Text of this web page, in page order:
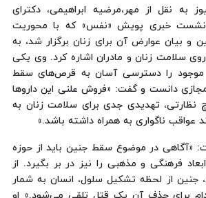
به نقل از مهر،مرضیه ابراهیمی، دکترای
نشست خبری پویش «نفس» که با محوریت
و بیان عوارض آن برای زنان برگزار شد، به
سلامت زنان و مادران اشاره کرد. وی یکی
موجود را دسترسی آسان به قرص‌های سقط
دانست و گفت: «فروش علنی این داروها
نظارتی، تهدیدی جدی برای سلامت زنان به
عواقب ناگواری به همراه داشته باشد.»
«آگاهی در موضوع سقط جنین باید از حوزه
فرهنگی و مذهبی را نیز در بر بگیرد. از
جنین از لحظه تشکیل سلول، انسان به شمار
برای حذف آن یک قتل تلقی می‌شود.» او